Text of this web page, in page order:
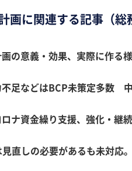
画に関連する記事（総
の意義・効果、実際に作
足などはBCP未策定多数
ナ資金繰り支援、強化・
直しの必要があるも未対応